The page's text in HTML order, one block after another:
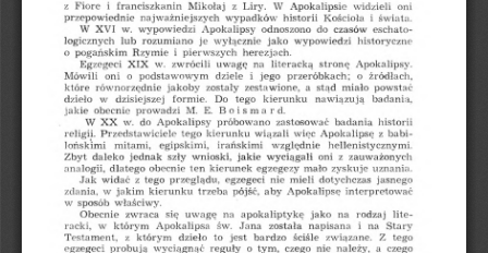
z Fiore i franciszkanin Mikołaj z Liry. W Apokalipsie widzieli
oni
przepowiednie najważniejszych wypadków historii Kościoła i świata.
W XVI w. wypowiedzi Apokalipsy odnoszono do czasów eschato
logicznych
lub rozumiano je wyłącznie jako wypowiedzi
historyczne
o pogańskim Rzymie i pierwszych herezjach.
Egzegeci XIX w. zwrócili uwagę na literacką stronę
Apokalipsy.
Mówili
oni o podstawowym dziele i jego przeróbkach; o źródłach,
które równorzędnie jakoby zostały zestawione, a stąd miało powstać
dzieło
w dzisiejszej formie. Do tego kierunku nawiązują
badania,
jakie obecnie prowadzi M. E. B o i s m a r d.
W XX w. do Apokalipsy próbowano zastosować badania historii
religii. Przedstawiciele tego kierunku wiązali więc Apokalipsę z babi
lońskimi
mitami, egipskimi, irańskimi względnie
hellenistycznymi.
Zbyt daleko jednak szły wnioski, jakie wyciągali oni z zauważonych
analogii, dlatego obecnie ten kierunek egzegezy mało zyskuje uznania.
Jak widać z tego przeglądu, egzegeci nie mieli dotychczas jasnego
zdania, w jakim kierunku trzeba pójść, aby Apokalipsę interpretować
w sposób właściwy.
Obecnie
zwraca się uwagę na apokaliptykę jako na rodzaj
lite
racki,
w którym Apokalipsa św. Jana została napisana i na
Stary
Testament,
z którym dzieło to jest bardzo ściśle związane. Z
tego
egzegeci próbują wyciągnąć reguły o tym, czego nie należy, a czego